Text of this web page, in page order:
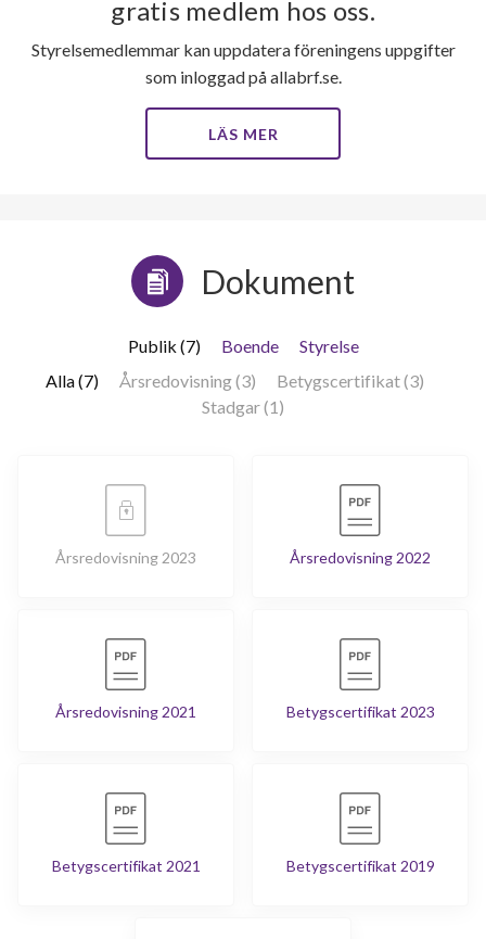
gratis medlem hos oss.
Styrelsemedlemmar kan uppdatera föreningens uppgifter
som inloggad på allabrf.se.
LÄS MER
Dokument
Publik (7) Boende
Styrelse
Alla (7)
Årsredovisning (3)
Betygscertifikat (3)
Stadgar (1)
Årsredovisning 2023 Årsredovisning 2022
Årsredovisning 2021 Betygscertifikat 2023
Betygscertifikat 2021 Betygscertifikat 2019